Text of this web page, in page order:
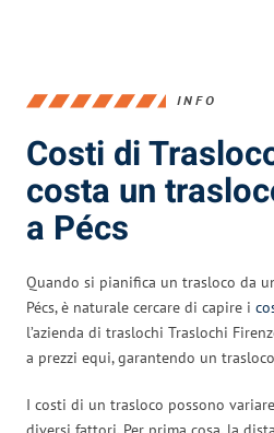
INFO
Costi di
costa un
a Pécs
Quando si pianifica un trasloco da
Pécs, è naturale cercare di capire i
l’azienda di traslochi Traslochi
a prezzi equi, garantendo un
I costi di un trasloco possono